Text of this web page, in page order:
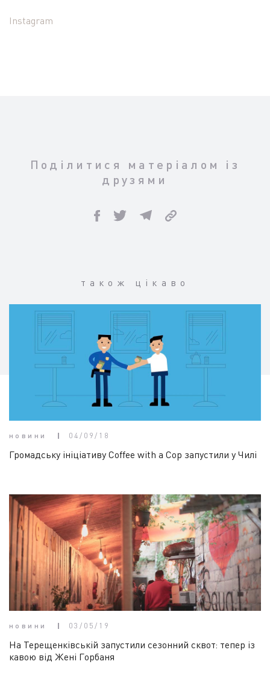
Instagram
Поділитися матеріалом із
друзями
також цікаво
новини 04/09/18
Громадську ініціативу Coffee with a Cop запустили у Чилі
новини 03/05/19
На Терещенківській запустили сезонний сквот: тепер із
кавою від Жені Горбаня